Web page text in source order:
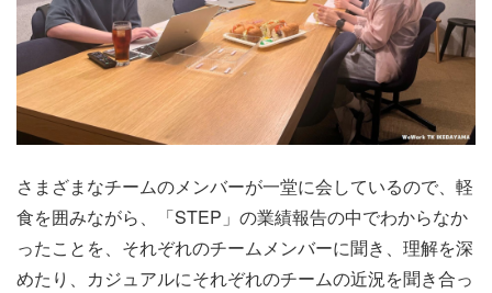
さまざまなチームのメンバーが一堂に会しているので、軽
食を囲みながら、「STEP」の業績報告の中でわからなか
ったことを、それぞれのチームメンバーに聞き、理解を深
めたり、 カジュアルにそれぞれのチームの近況を聞き合っ